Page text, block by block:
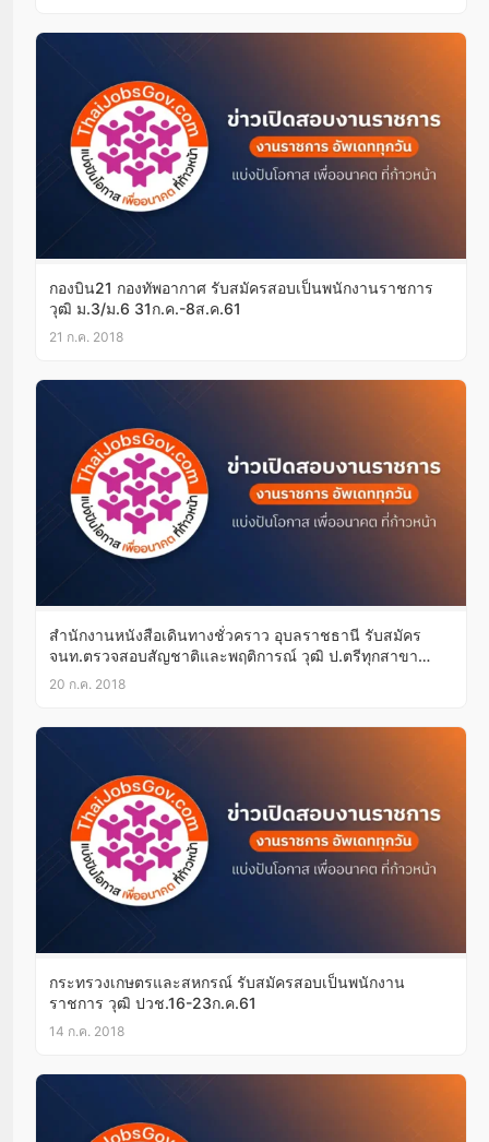
กองบิน21 กองทัพอากาศ รับสมัครสอบเป็นพนักงานราชการ
วุฒิ ม.3/ม.6 31ก.ค.-8ส.ค.61
21 ก.ค. 2018
สำนักงานหนังสือเดินทางชั่วคราว อุบลราชธานี รับสมัคร
จนท.ตรวจสอบสัญชาติและพฤติการณ์ วุฒิ ป.ตรีทุกสาขา
บัดนี้-10ส.ค.61
20 ก.ค. 2018
กระทรวงเกษตรและสหกรณ์ รับสมัครสอบเป็นพนักงาน
ราชการ วุฒิ ปวช.16-23ก.ค.61
14 ก.ค. 2018